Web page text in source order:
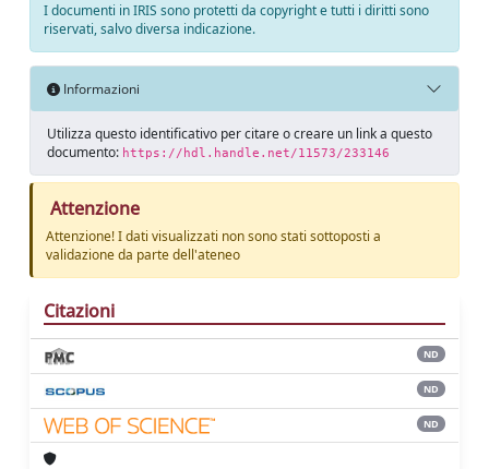
I documenti in IRIS sono protetti da copyright e tutti i diritti sono
riservati, salvo diversa indicazione.
Informazioni
Utilizza questo identificativo per citare o creare un link a questo
documento: https://hdl.handle.net/11573/233146
Attenzione
Attenzione! I dati visualizzati non sono stati sottoposti a
validazione da parte dell'ateneo
Citazioni
ND
ND
ND